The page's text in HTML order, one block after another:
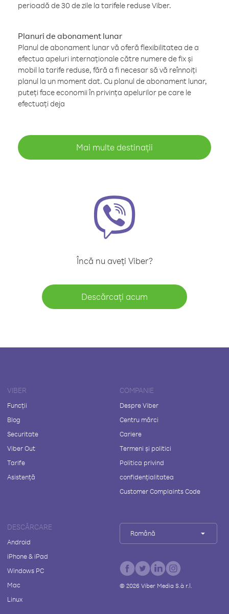
perioadă de 30 de zile la tarifele reduse Viber.
Planuri de abonament lunar
Planul de abonament lunar vă oferă flexibilitatea de a
efectua apeluri internaționale către numere de fix și
mobil la tarife reduse, fără a fi necesar să vă reînnoiți
planul la un moment dat. Cu planul de abonament lunar,
puteți face economii în privința apelurilor pe care le
efectuați deja
Mai multe destinații
Încă nu aveți Viber?
Descărcați acum
VIBER
Funcții
Blog
Securitate
Viber Out
Tarife
Asistență
COMPANIE
Despre Viber
Centru mărci
Cariere
Termeni și politici
Politica privind
confidențialitatea
Customer Complaints Code
DESCĂRCARE
Android
iPhone & iPad
Windows PC
Mac
Linux
Română
© 2026Viber Media S.à r.l.